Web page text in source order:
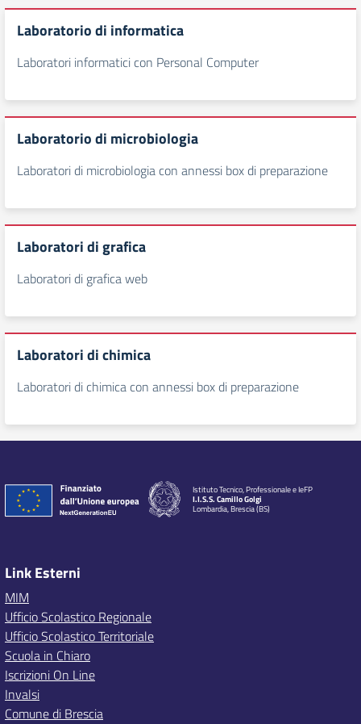
Laboratorio di informatica
Laboratori informatici con Personal Computer
Laboratorio di microbiologia
Laboratori di microbiologia con annessi box di preparazione
Laboratori di grafica
Laboratori di grafica web
Laboratori di chimica
Laboratori di chimica con annessi box di preparazione
Istituto Tecnico, Professionale e IeFP
I.I.S.S. Camillo Golgi
Lombardia, Brescia (BS)
Link Esterni
MIM
Ufficio Scolastico Regionale
Ufficio Scolastico Territoriale
Scuola in Chiaro
Iscrizioni On Line
Invalsi
Comune di Brescia